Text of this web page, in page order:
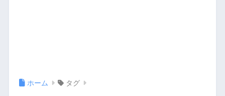
ホーム タグ